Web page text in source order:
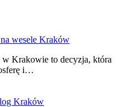
wesele Kraków
w Krakowie to decyzja, która
i…
Kraków